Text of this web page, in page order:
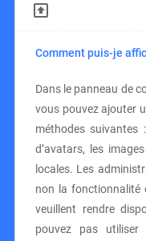
Comment puis-je
Dans le panneau de
vous pouvez ajouter
méthodes suivantes
d’avatars, les
locales. Les
non la fonctionnalité
veuillent rendre
pouvez pas utiliser